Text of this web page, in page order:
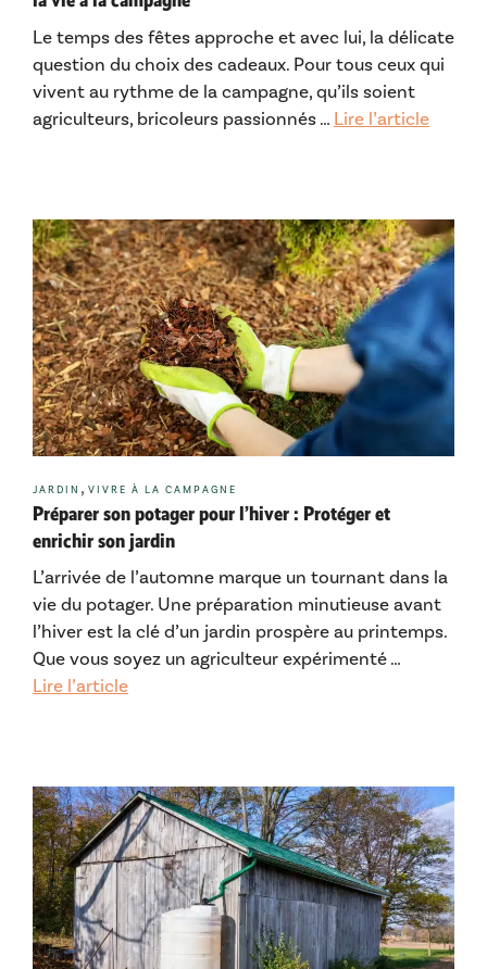
Le temps des fêtes approche et avec lui, la délicate
question du choix des cadeaux. Pour tous ceux qui
vivent au rythme de la campagne, qu’ils soient
agriculteurs, bricoleurs passionnés … Lire l’article
Préparer son potager pour l’hiver : Protéger et
enrichir son jardin
L’arrivée de l’automne marque un tournant dans la
vie du potager. Une préparation minutieuse avant
l’hiver est la clé d’un jardin prospère au printemps.
Que vous soyez un agriculteur expérimenté …
Lire l’article
Catégories
JARDIN , VIVRE À LA CAMPAGNE